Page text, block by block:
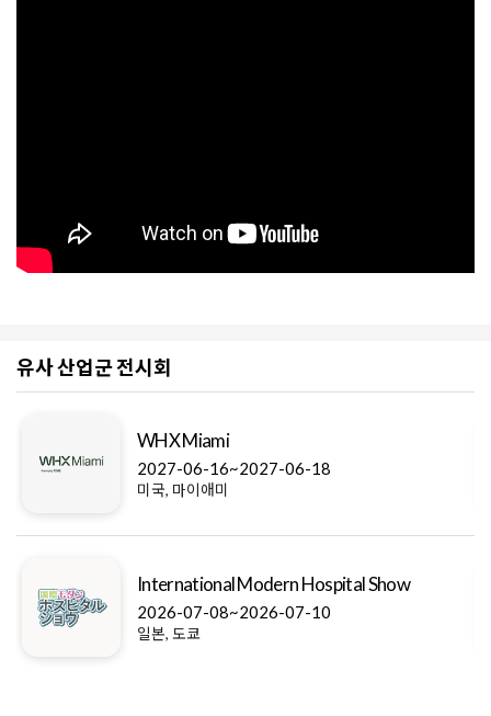
유사 산업군 전시회
WHX Miami
2027-06-16~2027-06-18
미국, 마이애미
International Modern Hospital Show
2026-07-08~2026-07-10
일본, 도쿄